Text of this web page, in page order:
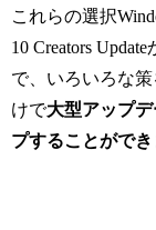
これらの選択
10 Creators
で、いろいろな
けで大型アップ
プすることがで